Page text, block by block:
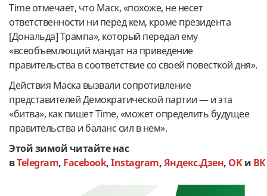
Time отмечает, что Маск, «похоже, не несет
ответственности ни перед кем, кроме президента
[Дональда] Трампа», который передал ему
«всеобъемлющий мандат на приведение
правительства в соответствие со своей повесткой дня».
Действия Маска вызвали сопротивление
представителей Демократической партии — и эта
«битва», как пишет Time, «может определить будущее
правительства и баланс сил в нем».
Этой зимой читайте нас
вTelegram, Facebook,Instagram,Яндекс.Дзен, OK и ВК